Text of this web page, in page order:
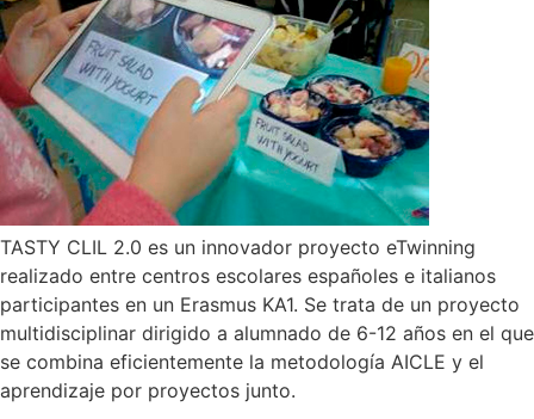
TASTY CLIL 2.0 es un innovador proyecto eTwinning
realizado entre centros escolares españoles e italianos
participantes en un Erasmus KA1. Se trata de un proyecto
multidisciplinar dirigido a alumnado de 6-12 años en el que
se combina eficientemente la metodología AICLE y el
aprendizaje por proyectos junto.